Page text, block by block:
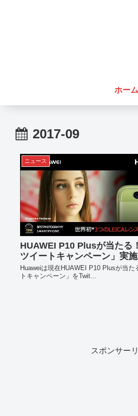
ホーム
2017-09
ニュース
HUAWEI P10 Plusが当たる
ツイートキャンペーン」実
Huaweiは現在HUAWEI P10 Plusが当
トキャンペーン」をTwit...
スポンサー